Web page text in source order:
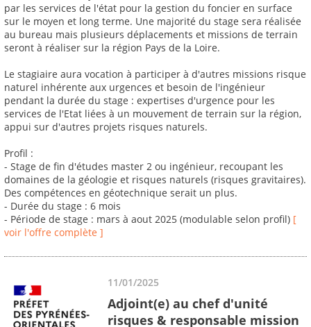
par les services de l'état pour la gestion du foncier en surface
sur le moyen et long terme. Une majorité du stage sera réalisée
au bureau mais plusieurs déplacements et missions de terrain
seront à réaliser sur la région Pays de la Loire.
Le stagiaire aura vocation à participer à d'autres missions risque
naturel inhérente aux urgences et besoin de l'ingénieur
pendant la durée du stage : expertises d'urgence pour les
services de l'Etat liées à un mouvement de terrain sur la région,
appui sur d'autres projets risques naturels.
Profil :
- Stage de fin d'études master 2 ou ingénieur, recoupant les
domaines de la géologie et risques naturels (risques gravitaires).
Des compétences en géotechnique serait un plus.
- Durée du stage : 6 mois
- Période de stage : mars à aout 2025 (modulable selon profil) [
voir l'offre complète ]
11/01/2025
Adjoint(e) au chef d'unité
risques & responsable mission